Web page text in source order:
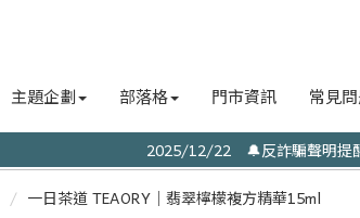
主題企劃 部落格 門市資訊 常見
2025/12/22 🔔反詐騙聲明提
一日茶道 TEAORY｜翡翠檸檬複方精華15ml